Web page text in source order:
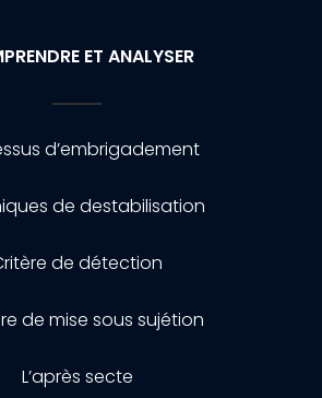
ET ANALYSER
d’embrigadement
de destabilisation
de détection
de mise sous sujétion
L’après secte